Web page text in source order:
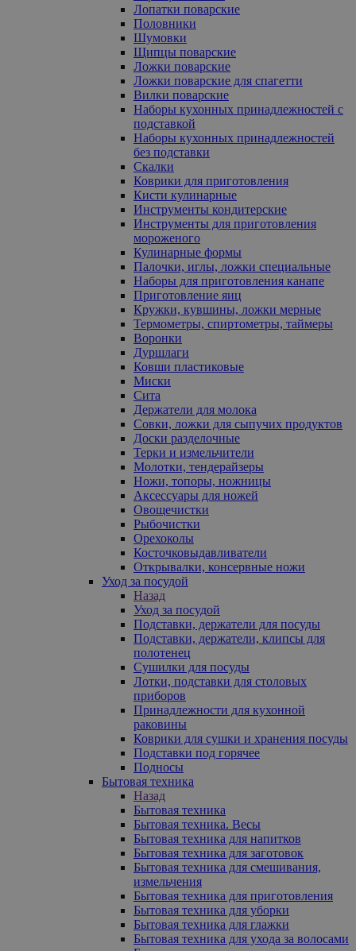
Лопатки поварские
Половники
Шумовки
Щипцы поварские
Ложки поварские
Ложки поварские для спагетти
Вилки поварские
Наборы кухонных принадлежностей с
подставкой
Наборы кухонных принадлежностей
без подставки
Скалки
Коврики для приготовления
Кисти кулинарные
Инструменты кондитерские
Инструменты для приготовления
мороженого
Кулинарные формы
Палочки, иглы, ложки специальные
Наборы для приготовления канапе
Приготовление яиц
Кружки, кувшины, ложки мерные
Термометры, спиртометры, таймеры
Воронки
Дуршлаги
Ковши пластиковые
Миски
Сита
Держатели для молока
Совки, ложки для сыпучих продуктов
Доски разделочные
Терки и измельчители
Молотки, тендерайзеры
Ножи, топоры, ножницы
Аксессуары для ножей
Овощечистки
Рыбочистки
Орехоколы
Косточковыдавливатели
Открывалки, консервные ножи
Уход за посудой
Назад
Уход за посудой
Подставки, держатели для посуды
Подставки, держатели, клипсы для
полотенец
Сушилки для посуды
Лотки, подставки для столовых
приборов
Принадлежности для кухонной
раковины
Коврики для сушки и хранения посуды
Подставки под горячее
Подносы
Бытовая техника
Назад
Бытовая техника
Бытовая техника. Весы
Бытовая техника для напитков
Бытовая техника для заготовок
Бытовая техника для смешивания,
измельчения
Бытовая техника для приготовления
Бытовая техника для уборки
Бытовая техника для глажки
Бытовая техника для ухода за волосами